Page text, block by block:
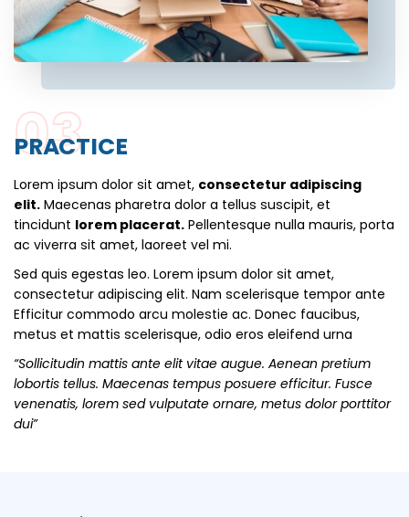
03
PRACTICE
Lorem ipsum dolor sit amet, consectetur adipiscing
elit. Maecenas pharetra dolor a tellus suscipit, et
tincidunt
lorem placerat. Pellentesque nulla mauris, porta
ac viverra sit amet, laoreet vel mi.
Sed quis egestas leo. Lorem ipsum dolor sit amet,
consectetur adipiscing elit. Nam scelerisque tempor ante
Efficitur commodo arcu molestie ac. Donec faucibus,
metus et mattis scelerisque, odio eros eleifend urna
“Sollicitudin mattis ante elit vitae augue. Aenean pretium
lobortis tellus. Maecenas tempus posuere efficitur. Fusce
venenatis, lorem sed vulputate ornare, metus dolor porttitor
dui”